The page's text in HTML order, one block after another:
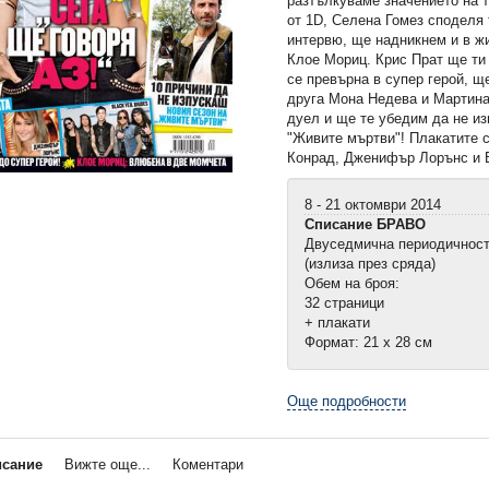
от 1D, Селена Гомез споделя
интервю, ще надникнем и в
Клое Мориц. Крис Прат ще ти
се превърна в супер герой,
друга Мона Недева и
дуел и ще те убедим да не
"Живите мъртви"! Плакатите
Конрад, Дженифър Лорънс и
8 - 21 октомври 2014
Списание БРАВО
Двуседмична
(излиза през сряда)
Обем на броя:
32 страници
+ плакати
Формат: 21 х 28 см
Още подробности
Вижте още... Коментари